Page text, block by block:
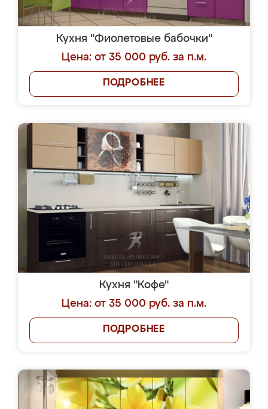
Кухня "Фиолетовые бабочки"
Цена: от 35 000 руб. за п.м.
ПОДРОБНЕЕ
Кухня "Кофе"
Цена: от 35 000 руб. за п.м.
ПОДРОБНЕЕ